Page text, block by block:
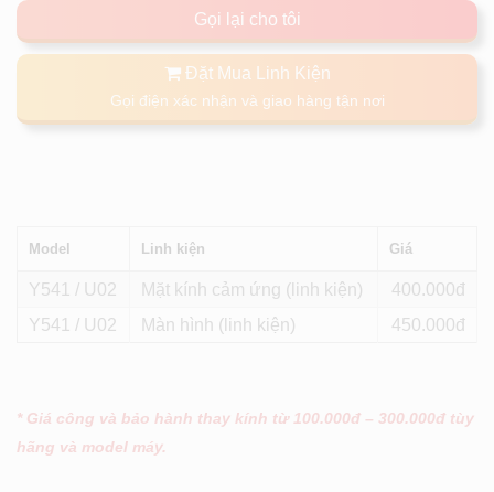
Gọi lại cho tôi
Đặt Mua Linh Kiện
Gọi điện xác nhận và giao hàng tận nơi
Model Linh kiện Giá
Y541 / U02 Mặt kính cảm ứng (linh kiện)
400
Y541 / U02
Màn hình (linh kiện) 450
* Giá công và bảo hành thay kính từ 100.000đ – 300.000đ tùy
hãng và model máy.